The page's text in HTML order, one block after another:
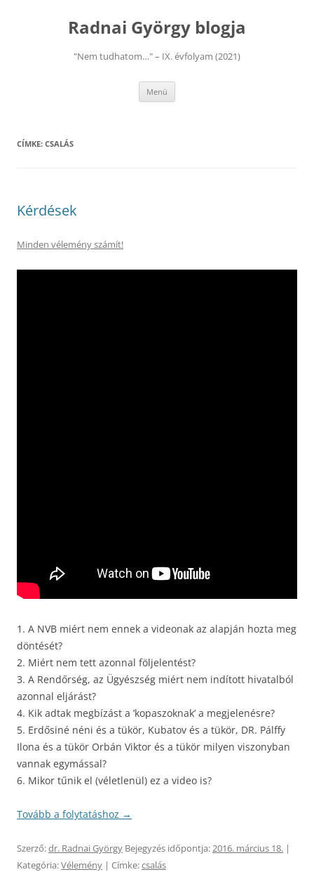
Radnai György blogja
"Nem tudhatom…" – IX. évfolyam (2021)
Menü
CÍMKE: CSALÁS
Kérdések
Minden vélemény számít!
1. A NVB miért nem ennek a videonak az alapján hozta meg
döntését?
2. Miért nem tett azonnal följelentést?
3. A Rendőrség, az Ügyészség miért nem indított hivatalból
azonnal eljárást?
4. Kik adtak megbízást a ’kopaszoknak’ a megjelenésre?
5. Erdősiné néni és a tükör, Kubatov és a tükör, DR. Pálffy
Ilona és a tükör Orbán Viktor és a tükör milyen viszonyban
vannak egymással?
6. Mikor tűnik el (véletlenül) ez a video is?
Tovább a folytatáshoz →
Szerző:dr. Radnai György Bejegyzés időpontja:2016. március 18. |
Kategória:Vélemény | Címke:csalás